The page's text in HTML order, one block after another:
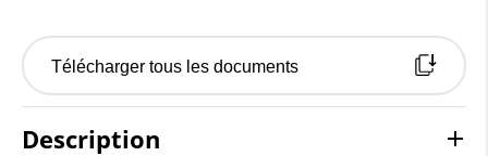
Télécharger tous les documents
Description